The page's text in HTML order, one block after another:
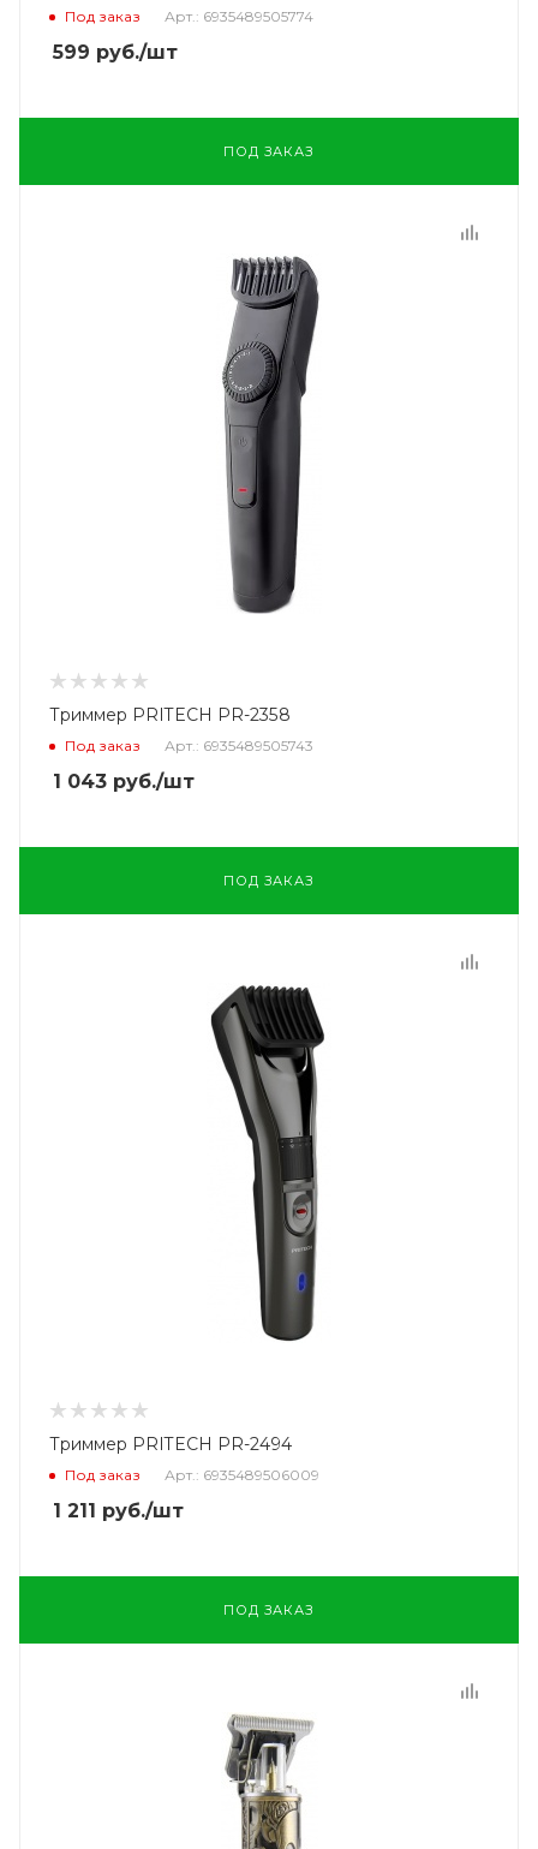
Под заказ Арт.: 6935489505774
599 руб./шт
ПОД ЗАКАЗ
Триммер PRITECH PR-2358
Под заказ Арт.: 6935489505743
1 043 руб./шт
ПОД ЗАКАЗ
Триммер PRITECH PR-2494
Под заказ Арт.: 6935489506009
1 211 руб./шт
ПОД ЗАКАЗ